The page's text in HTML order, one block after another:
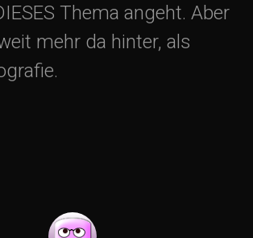
Thema angeht. Aber
mehr da hinter, als